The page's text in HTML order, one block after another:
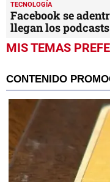
TECNOLOGÍA
Facebook se
llegan los podcasts
MIS TEMAS